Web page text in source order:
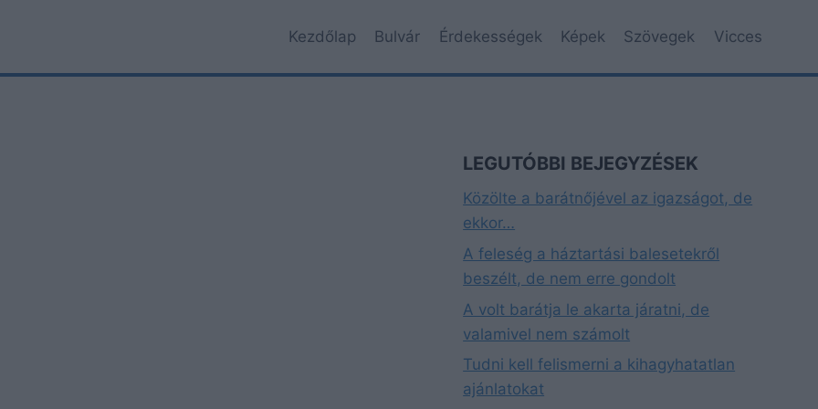
Kezdőlap Bulvár Érdekességek Képek Szövegek Vicces
LEGUTÓBBI BEJEGYZÉSEK
Közölte a barátnőjével az igazságot, de
ekkor…
A feleség a háztartási balesetekről
beszélt, de nem erre gondolt
A volt barátja le akarta járatni, de
valamivel nem számolt
Tudni kell felismerni a kihagyhatatlan
ajánlatokat